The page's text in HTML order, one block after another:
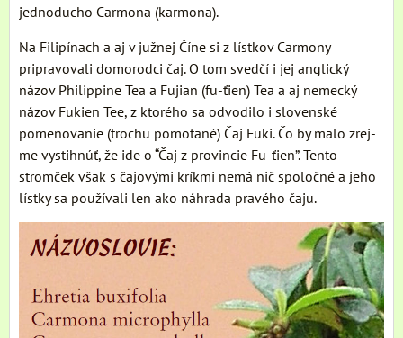
jednoducho Carmona (karmona).
Na Filipínach a aj v južnej Číne si z lístkov Carmony
pripravovali domorodci čaj. O tom svedčí i jej anglický
názov Philippine Tea a Fujian (fu-ťien) Tea a aj nemecký
názov Fukien Tee, z ktorého sa odvodilo i slovenské
pomenovanie (trochu pomotané) Čaj Fuki. Čo by malo zrej-
me vystihnúť, že ide o “Čaj z provincie Fu-ťien”. Tento
stromček však s čajovými kríkmi nemá nič spoločné a jeho
lístky sa používali len ako náhrada pravého čaju.